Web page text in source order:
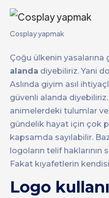
Cosplay yapmak
Çoğu ülkenin
alanda diyebiliriz. Yani
Aslında giyim asıl
güvenli alanda
animelerdeki tulumlar
gündelik hayat için çok
kapsamda sayılabilir.
logoların telif
Fakat kıyafetlerin
Logo